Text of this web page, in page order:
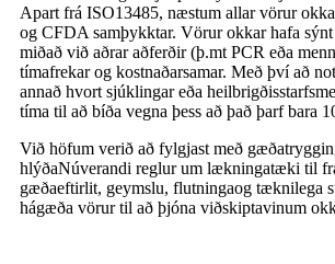
Apart frá ISO13485, næstum allar vörur
og CFDA samþykktar. Vörur okkar hafa
miðað við aðrar aðferðir (þ.mt PCR eða
tímafrekar og kostnaðarsamar. Með því að
annað hvort sjúklingar eða
tíma til að bíða vegna þess að það þarf bara
Við höfum verið að fylgjast með
hlýðaNúverandi reglur um lækningatæki til
gæðaeftirlit, geymslu, flutningaog tæknilega
hágæða vörur til að þjóna viðskiptavinum